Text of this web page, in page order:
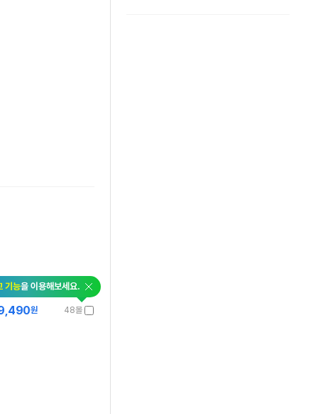
기능을 이용해보세요.
48몰
원